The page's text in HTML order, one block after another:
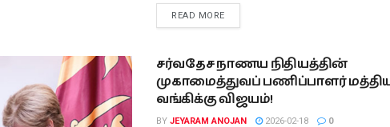
READ MORE
சர்வதேச நாணய நிதியத்தின்
முகாமைத்துவப் பணிப்பாளர்
வங்கிக்கு விஜயம்!
BY JEYARAM ANOJAN 2026-02-18 0